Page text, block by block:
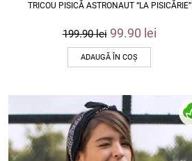
TRICOU PISICĂ ASTRONAUT “LA PISICĂRIE”
199.90lei 99.90 lei
ADAUGĂ ÎN COȘ